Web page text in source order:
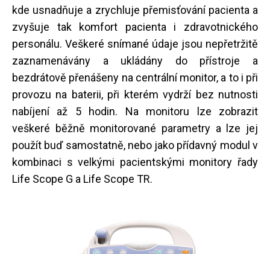
kde usnadňuje a zrychluje přemisťování pacienta a
zvyšuje tak komfort pacienta i zdravotnického
personálu. Veškeré snímané údaje jsou nepřetržitě
zaznamenávány a ukládány do přístroje a
bezdrátově přenášeny na centrální monitor, a to i při
provozu na baterii, při kterém vydrží bez nutnosti
nabíjení až 5 hodin. Na monitoru lze zobrazit
veškeré běžně monitorované parametry a lze jej
použít buď samostatně, nebo jako přídavný modul v
kombinaci s velkými pacientskými monitory řady
Life Scope G a Life Scope TR.